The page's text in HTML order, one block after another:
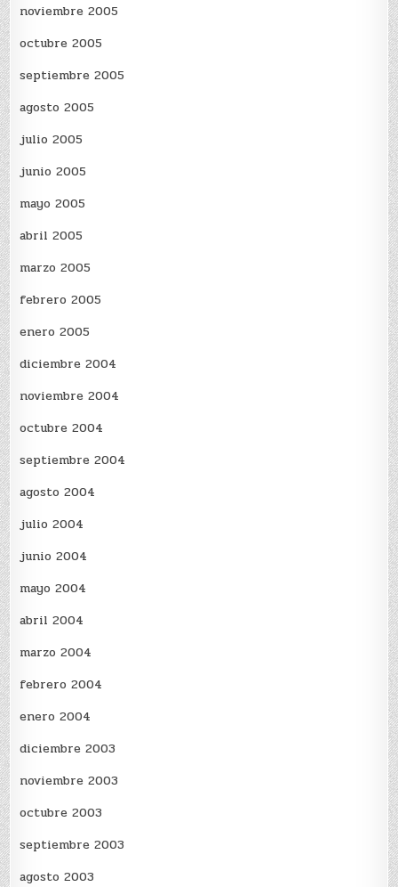
noviembre 2005
octubre 2005
septiembre 2005
agosto 2005
julio 2005
junio 2005
mayo 2005
abril 2005
marzo 2005
febrero 2005
enero 2005
diciembre 2004
noviembre 2004
octubre 2004
septiembre 2004
agosto 2004
julio 2004
junio 2004
mayo 2004
abril 2004
marzo 2004
febrero 2004
enero 2004
diciembre 2003
noviembre 2003
octubre 2003
septiembre 2003
agosto 2003